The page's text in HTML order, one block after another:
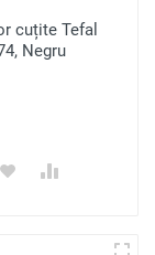
cuțite Tefal
Negru